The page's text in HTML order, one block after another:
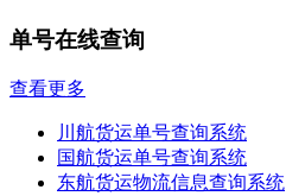
单号在线查询
查看更多
川航货运单号查询系统
国航货运单号查询系统
东航货运物流信息查询系统